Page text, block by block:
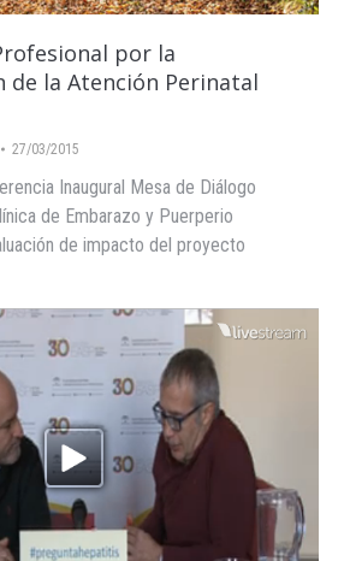
por la
de la Atención Perinatal
27/03/2015
Inaugural Mesa de Diálogo
de Embarazo y Puerperio
de impacto del proyecto